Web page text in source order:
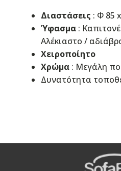
Διαστάσεις : Φ 85
Ύφασμα :
Αλέκιαστo /
Χειροποίητο
Χρώμα : Μεγάλη
Δυνατότητα